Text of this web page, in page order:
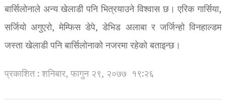
बार्सिलोनाले अन्य खेलाडी पनि भित्रयाउने विश्वास छ। एरिक गार्सिया,
सर्जियो अगुएरो, मेम्फिस डेपे, डेभिड अलाबा र जर्जिन्हो विनहाल्डम
जस्ता खेलाडी पनि बार्सिलोनाको नजरमा रहेको बताइन्छ।
प्रकाशित : शनिबार, फागुन २९, २०७७ १९:२६